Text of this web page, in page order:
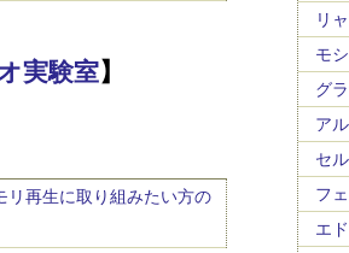
実験室】
リ再生に取り組みたい方の
リ
モ
グ
ア
セ
フ
エ